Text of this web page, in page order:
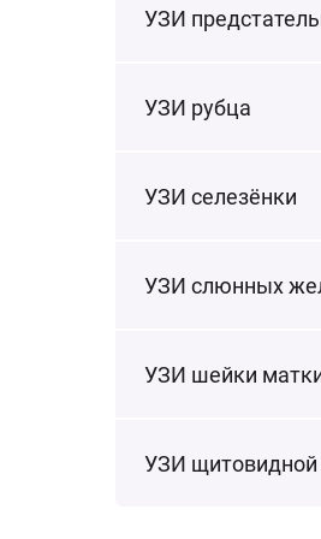
УЗИ
УЗИ рубца
УЗИ селезёнки
УЗИ слюнных
УЗИ шейки
УЗИ